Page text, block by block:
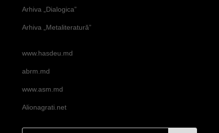
Arhiva „Dialogica”
Arhiva „Metaliteratură”
www.hasdeu.md
abrm.md
www.asm.md
Alionagrati.net